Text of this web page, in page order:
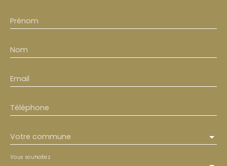
Prénom
Nom
Email
Téléphone
Votre commune
Vous souhaitez